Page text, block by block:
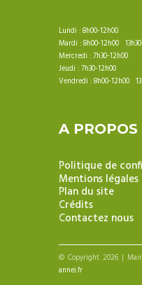
Lundi : 8h00-12h00
Mardi : 8h00-12h00
Mercredi : 7h30-12h00
Jeudi : 7h30-12h00
Vendredi : 8h00-12h00
A PROPOS
Politique de
Mentions légales
Plan du site
Crédits
Contactez nous
© Copyright 2026 |
annei.fr